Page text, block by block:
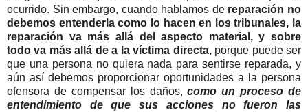
ocurrido. Sin embargo, cuando hablamos dereparación no
debemos entenderla como lo hacen en los tribunales, la
reparación va más allá del aspecto material, y sobre
todo va más allá de a la víctima directa,porque puede ser
que una persona no quiera nada para sentirse reparada, y
aún así debemos proporcionar oportunidades a la persona
ofensora de compensar los daños,como un proceso de
entendimiento de que sus acciones no fueron las